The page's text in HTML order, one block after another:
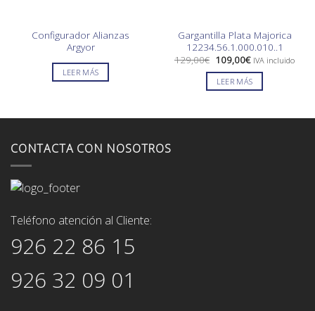
Configurador Alianzas
Argyor
LEER MÁS
Gargantilla Plata Majorica
12234.56.1.000.010..1
129,00€ El
precio
original
era:
109,00€El
actual
es:
IVA incluido
LEER MÁS
CONTACTA CON NOSOTROS
Teléfono atención al Cliente:
926 22 86 15
926 32 09 01